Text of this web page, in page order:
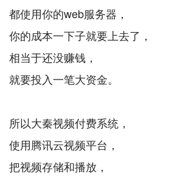
都使用你的web服务器，
你的成本一下子就要上去了，
相当于还没赚钱，
就要投入一笔大资金。
所以大秦视频付费系统，
使用腾讯云视频平台，
把视频存储和播放，